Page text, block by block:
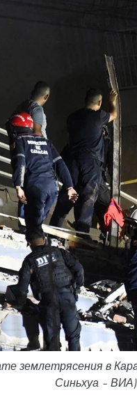
землетрясения в
Синьхуа –